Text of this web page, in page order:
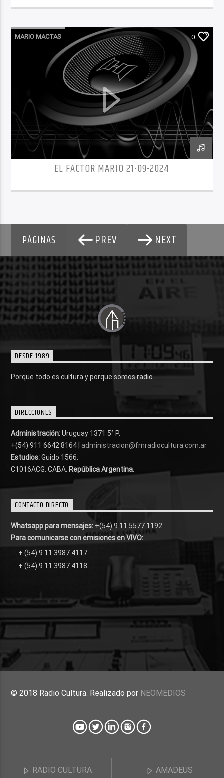
RADIO CULTURA AMADEUS
MARIO MACTAS 0
EL FACTOR MARIO 21-09-2024
PÁGINAS PREV NEXT
DESDE 1989
Porque todo es cultura y porque somos radio.
DIRECCIONES
Administración:Uruguay 1371 5° P.
+(54) 911 6642 8164 | administracion@fmradiocultura.com.ar
Estudios:Guido 1566.
C1016ACG . CABA. República Argentina.
CONTACTO DIRECTO
Whatsapp para mensajes: +(54) 9 11 5577 1192
Para comunicarse con emisiones en VIVO:
+ (54) 9 11 3987 4117
+ (54) 9 11 3987 4118
© 2018 Radio Cultura. Realizado por NEOMEDIOS